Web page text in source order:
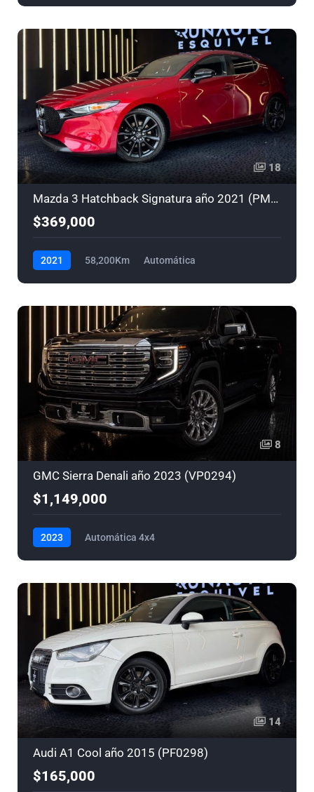
18
Mazda 3 Hatchback Signatura año 2021 (PM0287)
$369,000
2021 58,200Km Automática
8
GMC Sierra Denali año 2023 (VP0294)
$1,149,000
2023 Automática 4x4
14
Audi A1 Cool año 2015 (PF0298)
$165,000